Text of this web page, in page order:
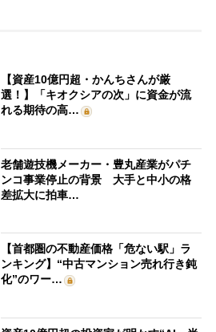
【資産10億円超・かんちさんが厳
選！】「キオクシアの次」に資金が流
れる期待の高…
老舗遊技機メーカー・豊丸産業がパチ
ンコ事業停止の背景 大手と中小の格
差拡大に拍車…
【首都圏の不動産価格「危ない駅」ラ
ンキング】“中古マンション売れ行き鈍
化”のワー…